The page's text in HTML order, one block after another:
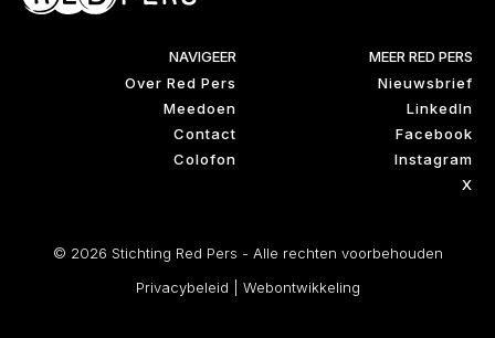
NAVIGEER
Over Red Pers
Meedoen
Contact
Colofon
MEER RED PERS
Nieuwsbrief
LinkedIn
Facebook
Instagram
X
© 2026 Stichting Red Pers - Alle rechten voorbehouden
Privacybeleid
Webontwikkeling